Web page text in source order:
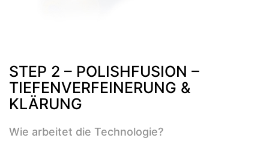
STEP 2 – POLISHFUSION –
TIEFENVERFEINERUNG &
KLÄRUNG
Wie arbeitet die Technologie?